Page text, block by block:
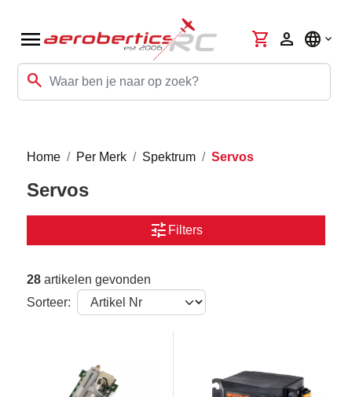
menu
search
shopping_cart person language
Home Per Merk Spektrum Servos
Servos
tune Filters
28 artikelen gevonden
Sorteer: